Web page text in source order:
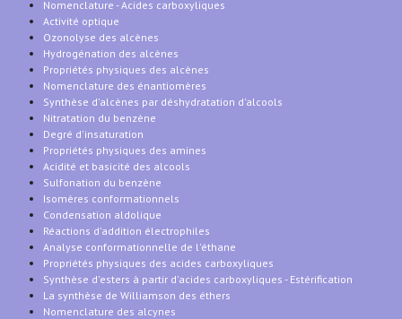
Nomenclature - Acides carboxyliques
Activité optique
Ozonolyse des alcènes
Hydrogénation des alcènes
Propriétés physiques des alcènes
Nomenclature des énantiomères
Synthèse d'alcènes par déshydratation d'alcools
Nitratation du benzène
Degré d'insaturation
Propriétés physiques des amines
Acidité et basicité des alcools
Sulfonation du benzène
Isomères conformationnels
Condensation aldolique
Réactions d'addition électrophiles
Analyse conformationnelle de l'éthane
Propriétés physiques des acides carboxyliques
Synthèse d'esters à partir d'acides carboxyliques - Estérification
La synthèse de Williamson des éthers
Nomenclature des alcynes